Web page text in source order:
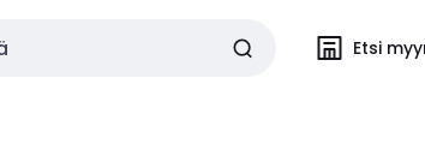
Etsi